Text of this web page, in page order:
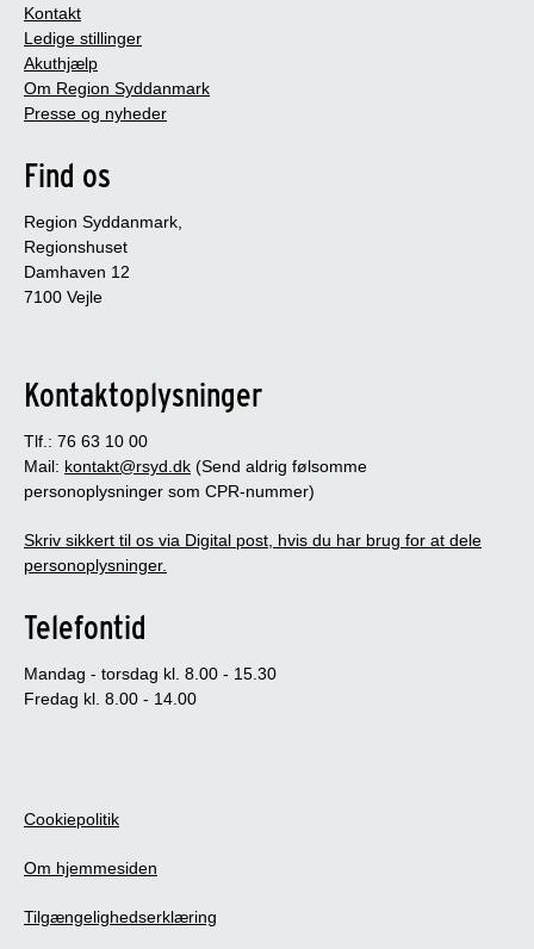
Kontakt
Ledige stillinger
Akuthjælp
Om Region Syddanmark
Presse og nyheder
Find os
Region Syddanmark,
Regionshuset
Damhaven 12
7100 Vejle
Kontaktoplysninger
Tlf.: 76 63 10 00
Mail: kontakt@rsyd.dk (Send aldrig følsomme
personoplysninger som CPR-nummer)
Skriv sikkert til os via Digital post, hvis du har brug for at dele
personoplysninger.
Telefontid
Mandag - torsdag kl. 8.00 - 15.30
Fredag kl. 8.00 - 14.00
Cookiepolitik
Om hjemmesiden
Tilgængelighedserklæring